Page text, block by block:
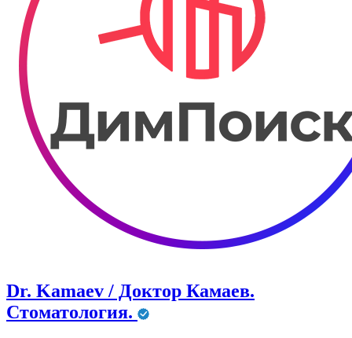
Dr. Kamaev / Доктор Камаев.
Стоматология.